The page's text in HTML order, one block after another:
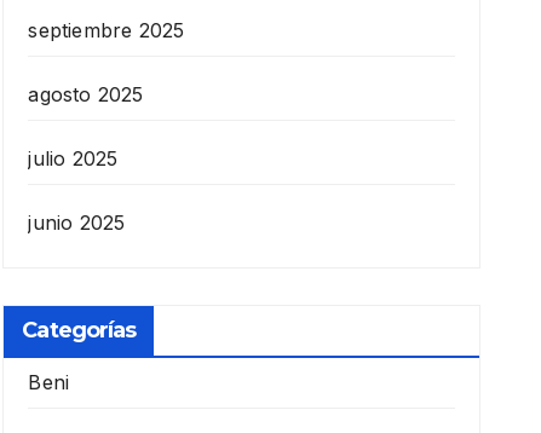
septiembre 2025
agosto 2025
julio 2025
junio 2025
Categorías
Beni